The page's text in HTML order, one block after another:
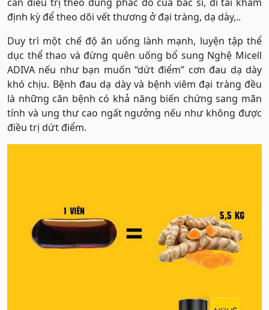
cần điều trị theo đúng phác đồ của bác sĩ, đi tái khám
định kỳ để theo dõi vết thương ở đại tràng, dạ dày,..
Duy trì một chế độ ăn uống lành mạnh, luyện tập thể
dục thể thao và đừng quên uống bổ sung Nghệ Micell
ADIVA nếu như bạn muốn “dứt điểm” cơn đau dạ dày
khó chịu. Bệnh đau dạ dày và bệnh viêm đại tràng đều
là những căn bệnh có khả năng biến chứng sang mãn
tính và ung thư cao ngất ngưởng nếu như không được
điều trị dứt điểm.